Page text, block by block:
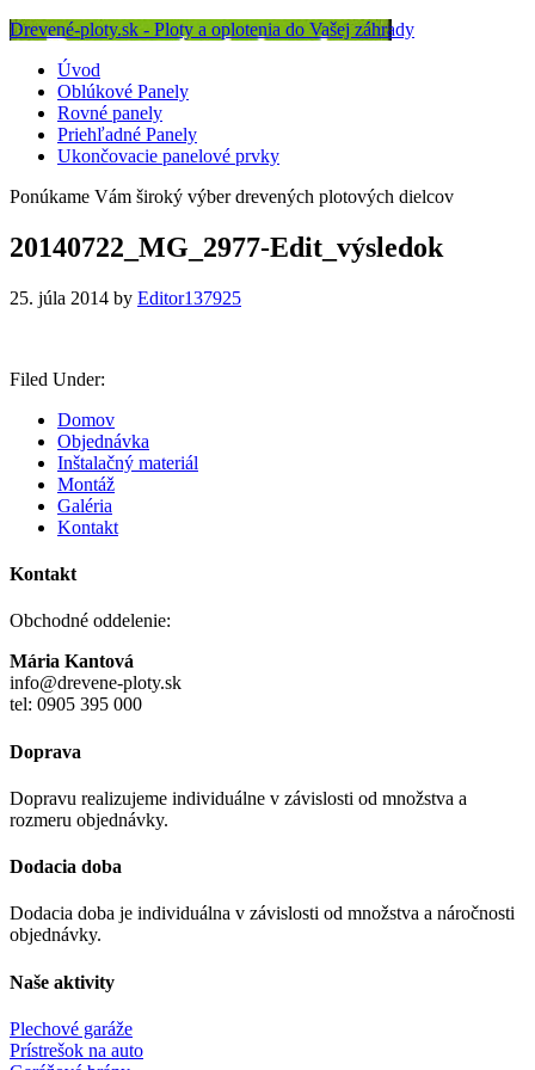
Drevené-ploty.sk - Ploty a oplotenia do Vašej záhrady
Úvod
Oblúkové Panely
Rovné panely
Priehľadné Panely
Ukončovacie panelové prvky
Ponúkame Vám široký výber drevených plotových dielcov
20140722_MG_2977-Edit_výsledok
25. júla 2014 by Editor137925
Filed Under:
Domov
Objednávka
Inštalačný materiál
Montáž
Galéria
Kontakt
Kontakt
Obchodné oddelenie:
Mária Kantová
info@drevene-ploty.sk
tel: 0905 395 000
Doprava
Dopravu realizujeme individuálne v závislosti od množstva a
rozmeru objednávky.
Dodacia doba
Dodacia doba je individuálna v závislosti od množstva a náročnosti
objednávky.
Naše aktivity
Plechové garáže
Prístrešok na auto